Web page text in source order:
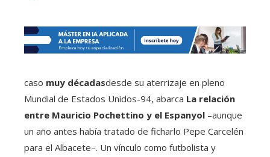
caso muy décadasdesde su aterrizaje en pleno
Mundial de Estados Unidos-94, abarca La relación
entre Mauricio Pochettino y el Espanyol –aunque
un año antes había tratado de ficharlo Pepe Carcelén
para el Albacete–. Un vínculo como futbolista y